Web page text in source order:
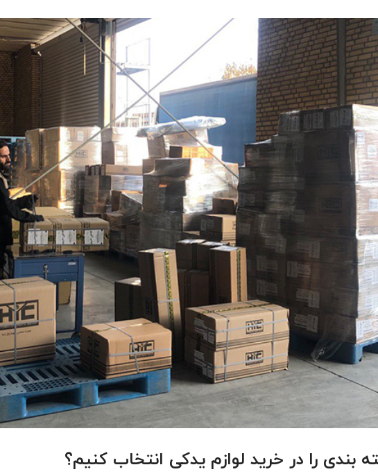
بندی را در خرید لوازم یدکی انتخاب کنیم؟